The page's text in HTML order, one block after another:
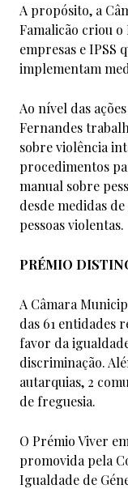
A propósito, a
Famalicão criou
empresas e IPSS
implementam
Ao nível das
Fernandes
sobre violência
procedimentos
manual sobre
desde medidas
pessoas violentas.
PRÉMIO
A Câmara
das 61 entidades
favor da
discriminação.
autarquias, 2
de freguesia.
O Prémio Viver
promovida pela
Igualdade de